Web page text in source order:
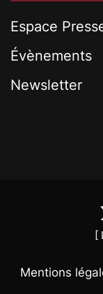
Espace
Évènements
Newsletter
[
Mentions